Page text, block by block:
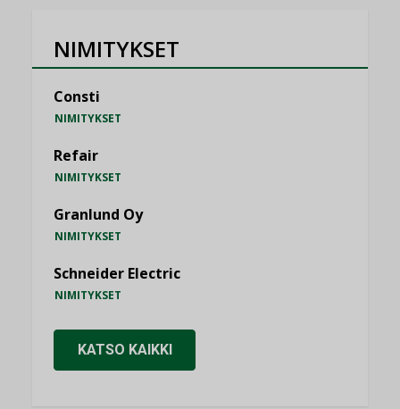
NIMITYKSET
Consti
NIMITYKSET
Refair
NIMITYKSET
Granlund Oy
NIMITYKSET
Schneider Electric
NIMITYKSET
KATSO KAIKKI